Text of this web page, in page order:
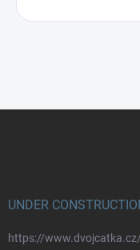
UNDER
https://